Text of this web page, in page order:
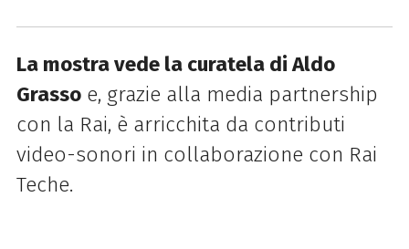
La mostra vede la curatela di Aldo
Grassoe, grazie alla media partnership
con la Rai, è arricchita da contributi
video-sonori in collaborazione con Rai
Teche.